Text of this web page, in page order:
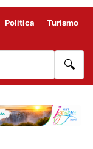
Politica
Turismo
🔍